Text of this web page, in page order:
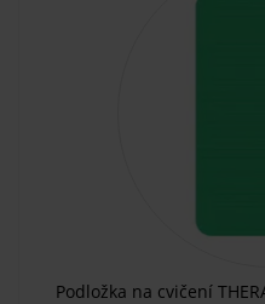
Podložka na cvičení